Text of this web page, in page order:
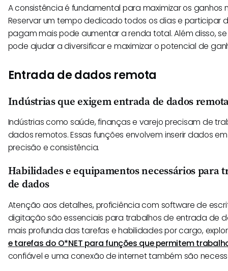
A consistência é fundamental para maximizar os ganhos
Reservar um tempo dedicado todos os dias e participar
pagam mais pode aumentar a renda total. Além disso,
pode ajudar a diversificar e maximizar o potencial de
Entrada de dados remota
Indústrias que exigem entrada de dados
Indústrias como saúde, finanças e varejo precisam de
dados remotos. Essas funções envolvem inserir dados
precisão e consistência.
Habilidades e equipamentos necessários para
de dados
Atenção aos detalhes, proficiência com software de
digitação são essenciais para trabalhos de entrada de
mais profunda das tarefas e habilidades por cargo,
e tarefas do O*NET para funções que permitem
confiável e uma conexão de internet também são